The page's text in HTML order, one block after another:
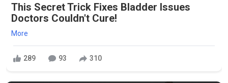
This Secret Trick Fixes Bladder Issues
Doctors Couldn't Cure!
More
289 93 310